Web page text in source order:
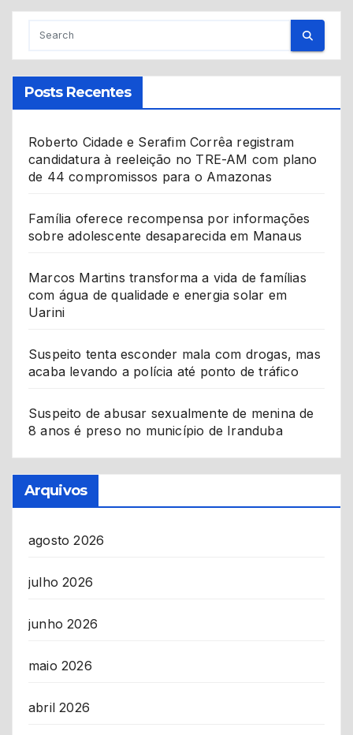
Posts Recentes
Roberto Cidade e Serafim Corrêa registram
candidatura à reeleição no TRE-AM com plano
de 44 compromissos para o Amazonas
Família oferece recompensa por informações
sobre adolescente desaparecida em Manaus
Marcos Martins transforma a vida de famílias
com água de qualidade e energia solar em
Uarini
Suspeito tenta esconder mala com drogas, mas
acaba levando a polícia até ponto de tráfico
Suspeito de abusar sexualmente de menina de
8 anos é preso no município de Iranduba
Arquivos
agosto 2026
julho 2026
junho 2026
maio 2026
abril 2026